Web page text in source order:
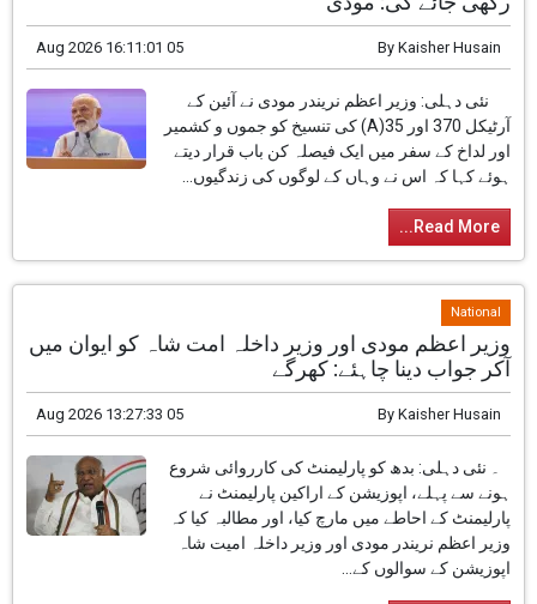
05 Aug 2026 16:11:01 By Kaisher Husain
نئی دہلی: وزیر اعظم نریندر مودی نے آئین کے
آرٹیکل 370 اور 35(A) کی تنسیخ کو جموں و کشمیر
اور لداخ کے سفر میں ایک فیصلہ کن باب قرار دیتے
ہوئے کہا کہ اس نے وہاں کے لوگوں کی زندگیوں...
Read More...
National
وزیر اعظم مودی اور وزیر داخلہ امت شاہ کو ایوان میں
آکر جواب دینا چاہئے: کھرگے
05 Aug 2026 13:27:33 By Kaisher Husain
۔ نئی دہلی: بدھ کو پارلیمنٹ کی کارروائی شروع
ہونے سے پہلے، اپوزیشن کے اراکین پارلیمنٹ نے
پارلیمنٹ کے احاطے میں مارچ کیا، اور مطالبہ کیا کہ
وزیر اعظم نریندر مودی اور وزیر داخلہ امیت شاہ
اپوزیشن کے سوالوں کے...